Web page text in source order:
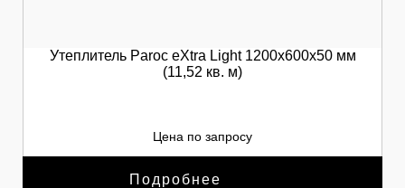
Утеплитель Paroc eXtra Light 1200х600х50 мм
(11,52 кв. м)
Цена по запросу
Подробнее